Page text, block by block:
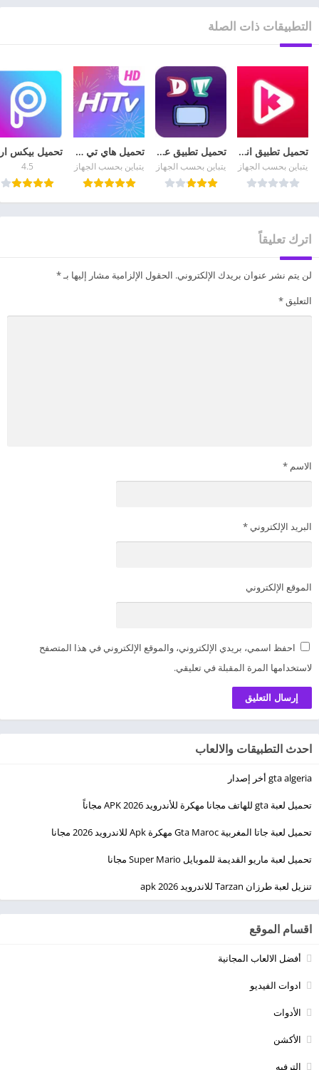
التطبيقات ذات الصلة
تحميل تطبيق انمي كلاستر Anime Klaster APK مهكر مجانا
يتباين بحسب الجهاز
تحميل تطبيق عالم الدراما Drama world Apk مهكر من ميديا فاير
يتباين بحسب الجهاز
تحميل هاي تي في HiTV 2026 لمشاهدة الدراما الكورية للأندرويد
يتباين بحسب الجهاز 4.5
اترك تعليقاً
لن يتم نشر عنوان بريدك الإلكتروني. الحقول الإلزامية مشار إليها بـ*
التعليق *
الاسم *
البريد الإلكتروني *
الموقع الإلكتروني
احفظ اسمي، بريدي الإلكتروني، والموقع الإلكتروني في هذا المتصفح
لاستخدامها المرة المقبلة في تعليقي.
احدث التطبيقات والالعاب
gta algeria أخر إصدار
تحميل لعبة gta للهاتف مجانا مهكرة للأندرويد 2026 APK مجاناً
تحميل لعبة جاتا المغربية Gta Maroc مهكرة Apk للاندرويد 2026 مجانا
تحميل لعبة ماريو القديمة للموبايل Super Mario مجانا
تنزيل لعبة طرزان Tarzan للاندرويد apk 2026
اقسام الموقع
أفضل الالعاب المجانية
ادوات الفيديو
الأدوات
الأكشن
الترفيه